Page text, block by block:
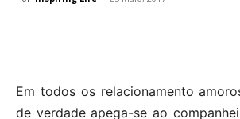
Em todos os relacionamento
de verdade apega-se ao